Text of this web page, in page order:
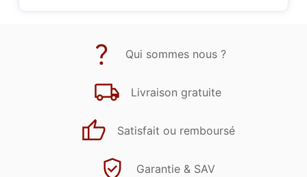
Qui sommes nous ?
Livraison gratuite
Satisfait ou remboursé
Garantie & SAV